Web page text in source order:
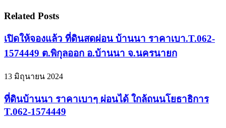
Related Posts
เปิดให้จองแล้ว ที่ดินสดผ่อน บ้านนา ราคาเบา.T.062-
1574449 ต.พิกุลออก อ.บ้านนา จ.นครนายก
13 มิถุนายน 2024
ที่ดินบ้านนา ราคาเบาๆ ผ่อนได้ ใกล้ถนนโยธาธิการ
T.062-1574449